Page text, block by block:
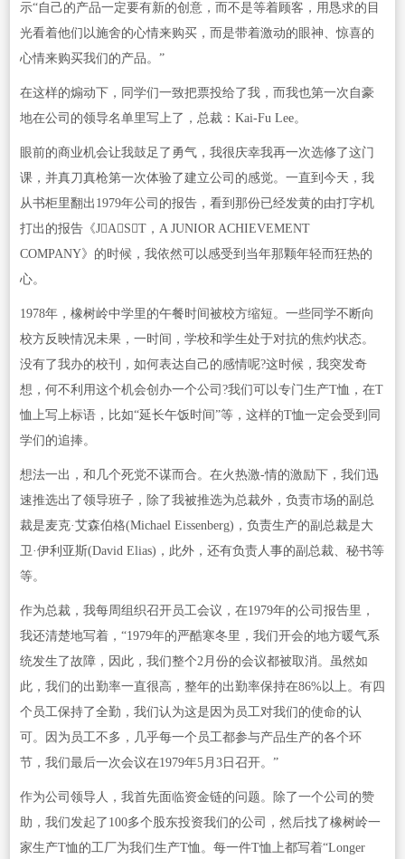
示“自己的产品一定要有新的创意，而不是等着顾客，用恳求的目
光看着他们以施舍的心情来购买，而是带着激动的眼神、惊喜的
心情来购买我们的产品。”
在这样的煽动下，同学们一致把票投给了我，而我也第一次自豪
地在公司的领导名单里写上了，总裁：Kai-Fu Lee。
眼前的商业机会让我鼓足了勇气，我很庆幸我再一次选修了这门
课，并真刀真枪第一次体验了建立公司的感觉。一直到今天，我
从书柜里翻出1979年公司的报告，看到那份已经发黄的由打字机
打出的报告《JAST，A JUNIOR ACHIEVEMENT
COMPANY》的时候，我依然可以感受到当年那颗年轻而狂热的
心。
1978年，橡树岭中学里的午餐时间被校方缩短。一些同学不断向
校方反映情况未果，一时间，学校和学生处于对抗的焦灼状态。
没有了我办的校刊，如何表达自己的感情呢?这时候，我突发奇
想，何不利用这个机会创办一个公司?我们可以专门生产T恤，在T
恤上写上标语，比如“延长午饭时间”等，这样的T恤一定会受到同
学们的追捧。
想法一出，和几个死党不谋而合。在火热激-情的激励下，我们迅
速推选出了领导班子，除了我被推选为总裁外，负责市场的副总
裁是麦克·艾森伯格(Michael Eissenberg)，负责生产的副总裁是大
卫·伊利亚斯(David Elias)，此外，还有负责人事的副总裁、秘书等
等。
作为总裁，我每周组织召开员工会议，在1979年的公司报告里，
我还清楚地写着，“1979年的严酷寒冬里，我们开会的地方暖气系
统发生了故障，因此，我们整个2月份的会议都被取消。虽然如
此，我们的出勤率一直很高，整年的出勤率保持在86%以上。有四
个员工保持了全勤，我们认为这是因为员工对我们的使命的认
可。因为员工不多，几乎每一个员工都参与产品生产的各个环
节，我们最后一次会议在1979年5月3日召开。”
作为公司领导人，我首先面临资金链的问题。除了一个公司的赞
助，我们发起了100多个股东投资我们的公司，然后找了橡树岭一
家生产T恤的工厂为我们生产T恤。每一件T恤上都写着“Longer